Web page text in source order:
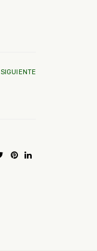
SIGUIENTE